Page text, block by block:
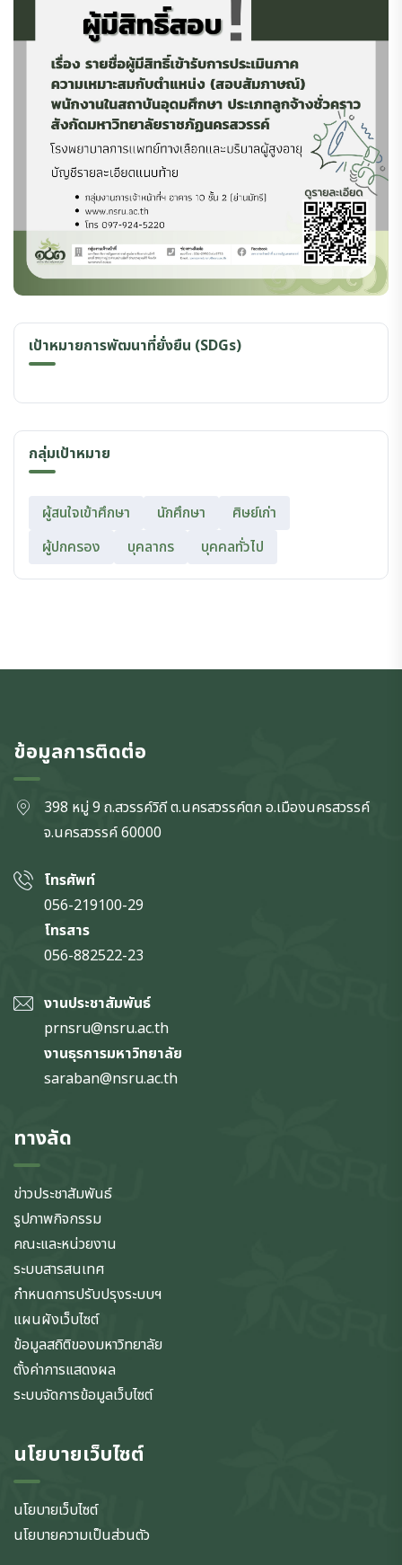
เป้าหมายการพัฒนาที่ยั่งยืน (SDGs)
กลุ่มเป้าหมาย
ผู้สนใจเข้าศึกษา นักศึกษา
ศิษย์เก่า
ผู้ปกครอง
บุคลากร บุคคลทั่วไป
ข้อมูลการติดต่อ
398 หมู่ 9 ถ.สวรรค์วิถี ต.นครสวรรค์ตก อ.เมืองนครสวรรค์
จ.นครสวรรค์60000
โทรศัพท์
056-219100-29
โทรสาร
056-882522-23
งานประชาสัมพันธ์
prnsru@nsru.ac.th
งานธุรการมหาวิทยาลัย
saraban@nsru.ac.th
ทางลัด
ข่าวประชาสัมพันธ์
รูปภาพกิจกรรม
คณะและหน่วยงาน
ระบบสารสนเทศ
กำหนดการปรับปรุงระบบฯ
แผนผังเว็บไซต์
ข้อมูลสถิติของมหาวิทยาลัย
ตั้งค่าการแสดงผล
ระบบจัดการข้อมูลเว็บไซต์
นโยบายเว็บไซต์
นโยบายเว็บไซต์
นโยบายความเป็นส่วนตัว